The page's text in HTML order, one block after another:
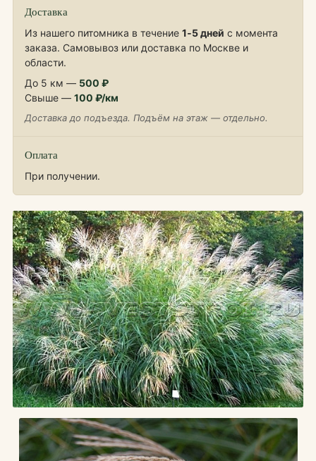
Доставка
Из нашего питомника в течение 1‑5 дней с момента
заказа. Самовывоз или доставка по Москве и
области.
До 5 км — 500 ₽
Свыше — 100 ₽/км
Доставка до подъезда. Подъём на этаж — отдельно.
Оплата
При получении.